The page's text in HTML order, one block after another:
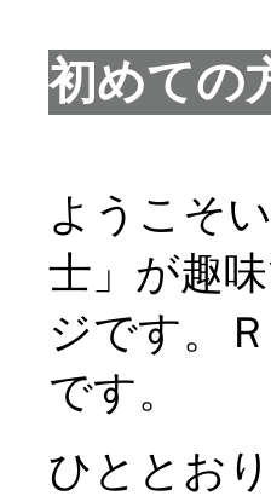
初めての
ようこそ
士」が趣
ジです。
です。
ひととお